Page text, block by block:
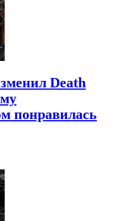
Death
понравилась